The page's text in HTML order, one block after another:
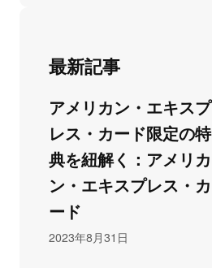
最新記事
アメリカン・エキスプ
レス・カード限定の特
典を紐解く：アメリカ
ン・エキスプレス・カ
ード
2023年8月31日